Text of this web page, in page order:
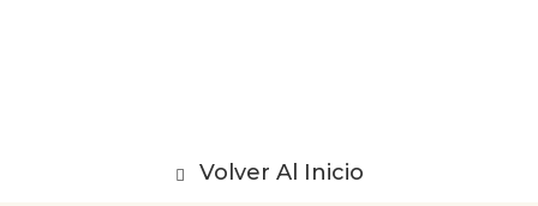
Volver Al Inicio